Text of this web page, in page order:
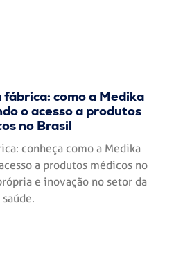
como a Medika
o acesso a produtos
no Brasil
conheça como a Medika
a produtos médicos no
e inovação no setor da
saúde.